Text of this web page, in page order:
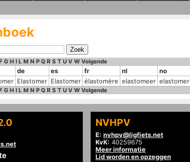
G H I L M N P Q R S T U V W Volgende
de es fr nl no
Elastomer Elastomer élastomère elastomeer elastomer
G H I L M N P Q R S T U V W Volgende
NVHPV
E: nvhpv@ligfiets.net
KvK: 40259675
Meer informatie
Lid worden en opzeggen